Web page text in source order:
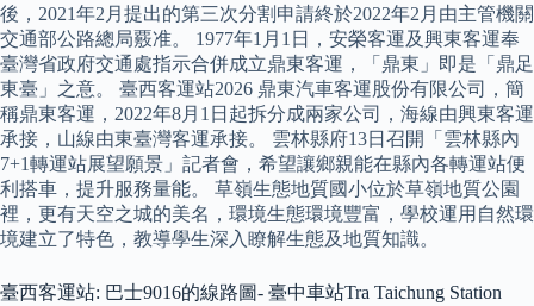
後，2021年2月提出的第三次分割申請終於2022年2月由主管機關
交通部公路總局覈准。 1977年1月1日，安榮客運及興東客運奉
臺灣省政府交通處指示合併成立鼎東客運，「鼎東」即是「鼎足
東臺」之意。 臺西客運站2026 鼎東汽車客運股份有限公司，簡
稱鼎東客運，2022年8月1日起拆分成兩家公司，海線由興東客運
承接，山線由東臺灣客運承接。 雲林縣府13日召開「雲林縣內
7+1轉運站展望願景」記者會，希望讓鄉親能在縣內各轉運站便
利搭車，提升服務量能。 草嶺生態地質國小位於草嶺地質公園
裡，更有天空之城的美名，環境生態環境豐富，學校運用自然環
境建立了特色，教導學生深入瞭解生態及地質知識。
臺西客運站: 巴士9016的線路圖- 臺中車站Tra Taichung Station